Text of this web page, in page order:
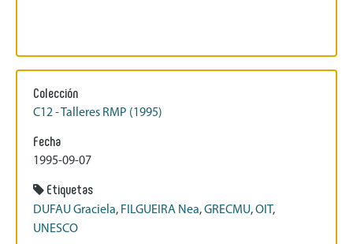
Colección
C12 - Talleres RMP (1995)
Fecha
1995-09-07
Etiquetas
DUFAU Graciela, FILGUEIRA Nea,GRECMU,OIT,
UNESCO